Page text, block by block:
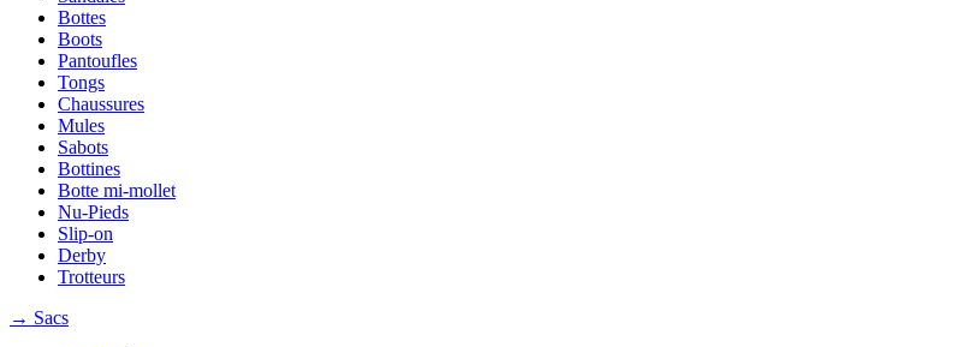
Bottes
Boots
Pantoufles
Tongs
Chaussures
Mules
Sabots
Bottines
Botte mi-mollet
Nu-Pieds
Slip-on
Derby
Trotteurs
→ Sacs